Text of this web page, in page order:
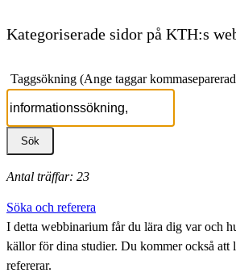
Kategoriserade sidor på KTH:s
Taggsökning (Ange taggar
Antal träffar: 23
Söka och referera
I detta webbinarium får du lära dig var och
källor för dina studier. Du kommer också att
refererar.